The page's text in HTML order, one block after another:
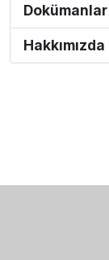
Dokümanlar
Hakkımızda